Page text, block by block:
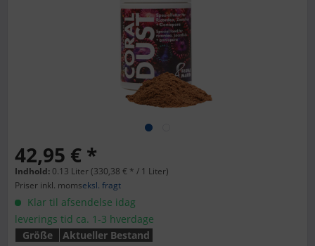
42,95 € *
Indhold: 0.13 Liter (330,38 € * / 1 Liter)
Priser inkl. momseksl. fragt
Klar til afsendelse idag
leverings tid ca. 1-3 hverdage
Größe
Aktueller Bestand